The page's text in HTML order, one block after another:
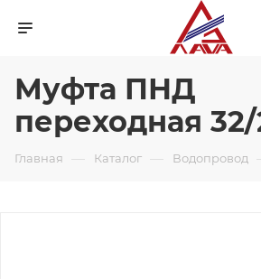
Муфта ПНД
переходная
Главная — Каталог — Водопровод